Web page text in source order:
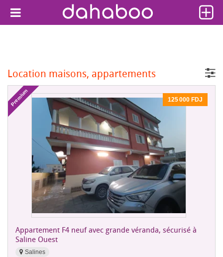
Location maisons, appartements
Premium 125 000 FDJ
Appartement F4 neuf avec grande véranda, sécurisé à
Saline Ouest
Salines